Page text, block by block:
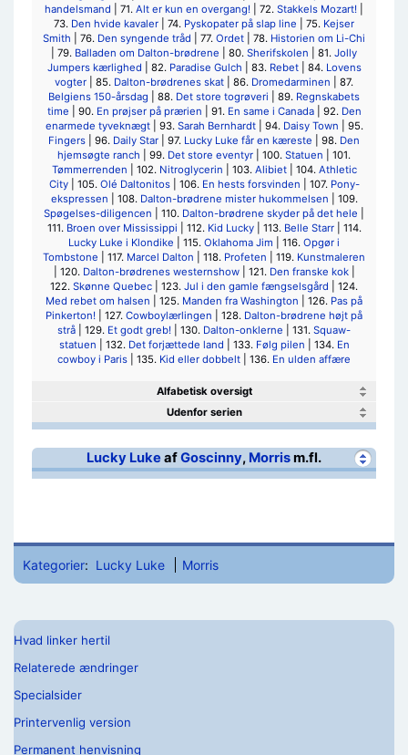
handelsmand | 71. Alt er kun en overgang! | 72. Stakkels Mozart!
73. Den hvide kavaler | 74. Pyskopater på slap line | 75. Kejser
Smith | 76. Den syngende tråd | 77. Ordet | 78. Historien om Li-Chi
| 79. Balladen om Dalton-brødrene | 80. Sherifskolen | 81. Jolly
Jumpers kærlighed | 82. Paradise Gulch | 83. Rebet| 84. Lovens
vogter | 85. Dalton-brødrenes skat | 86. Dromedarminen | 87.
Belgiens 150-årsdag | 88. Det store togrøveri | 89. Regnskabets
time | 90. En prøjser på prærien | 91. En same i Canada| 92. Den
enarmede tyveknægt| 93. Sarah Bernhardt| 94. Daisy Town | 95.
Fingers | 96. Daily Star | 97. Lucky Luke får en kæreste | 98. Den
hjemsøgte ranch | 99. Det store eventyr | 100. Statuen | 101.
Tømmerrenden | 102. Nitroglycerin | 103. Alibiet| 104. Athletic
City| 105. Olé Daltonitos| 106. En hests forsvinden | 107. Pony-
ekspressen | 108. Dalton-brødrene mister hukommelsen | 109.
Spøgelses-diligencen | 110. Dalton-brødrene skyder på det hele
111. Broen over Mississippi | 112. Kid Lucky| 113. Belle Starr| 114.
Lucky Luke i Klondike | 115. Oklahoma Jim | 116. Opgør i
Tombstone | 117. Marcel Dalton | 118. Profeten | 119. Kunstmaleren
| 120. Dalton-brødrenes westernshow| 121. Den franske kok|
122. Skønne Quebec | 123. Jul i den gamle fængselsgård | 124.
Med rebet om halsen | 125. Manden fra Washington | 126. Pas på
Pinkerton! | 127. Cowboylærlingen | 128. Dalton-brødrene højt på
strå | 129. Et godt greb! | 130. Dalton-onklerne | 131. Squaw-
statuen | 132. Det forjættede land | 133. Følg pilen | 134. En
cowboy i Paris | 135. Kid eller dobbelt | 136. En ulden affære
Alfabetisk oversigt
Udenfor serien
Lucky Luke afGoscinny, Morrism.fl.
Kategorier: Lucky Luke Morris
Hvad linker hertil
Relaterede ændringer
Specialsider
Printervenlig version
Permanent henvisning